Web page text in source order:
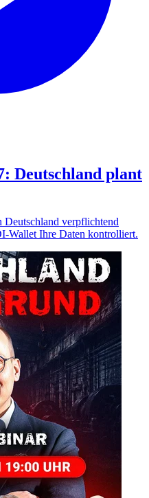
Deutschland plant
verpflichtend
Wallet Ihre Daten kontrolliert.